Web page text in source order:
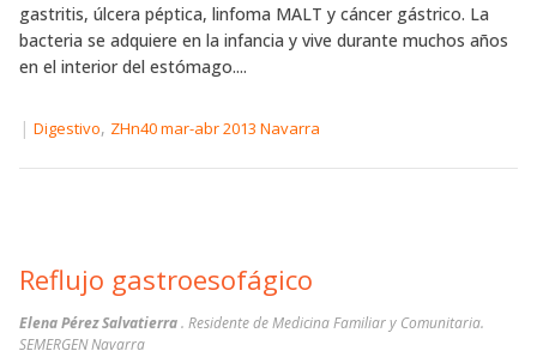
gastritis, úlcera péptica, linfoma MALT y cáncer gástrico. La
bacteria se adquiere en la infancia y vive durante muchos años
en el interior del estómago....
| Digestivo, ZHn40 mar-abr 2013 Navarra
Reflujo gastroesofágico
Elena Pérez Salvatierra. Residente de Medicina Familiar y Comunitaria.
SEMERGEN Navarra